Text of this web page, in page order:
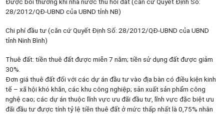
28/2012/QĐ-UBND của UBND tỉnh NB)
Chi phí đầu tư (căn cứ Quyết Định Số: 28/2012/QĐ-UBND của UBND
tỉnh Ninh Bình)
Thuê đất: tiền thuê đất được miễn 7 năm; tiền sử dụng đất được giảm
30%.
Đơn giá thuê đất đối với các dự án đầu tư vào địa bàn có điều kiện kinh
tế – xã hội khó khăn, các khu công nghiệp; sản xuất sản phẩm công
nghệ cao; các dự án thuộc lĩnh vực ưu đãi đầu tư, lĩnh vực đặc biệt ưu
đãi đầu tư được tính tỷ lệ tiền thuê đất ở mức thấp nhất là 0,75% nhân